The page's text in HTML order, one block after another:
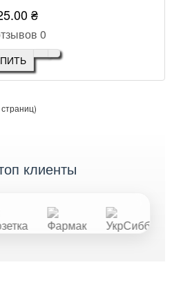
₴
0
клиенты